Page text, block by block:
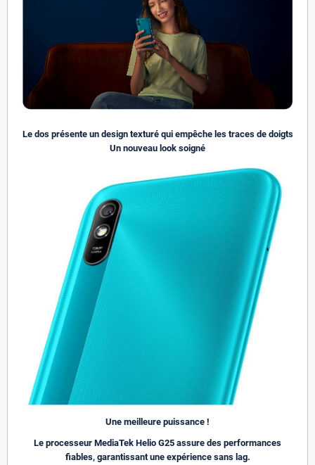
Le dos présente un design texturé qui empêche les traces de doigts
Un nouveau look soigné
Une meilleure puissance !
Le processeur MediaTek Helio G25 assure des performances
fiables, garantissant une expérience sans lag.